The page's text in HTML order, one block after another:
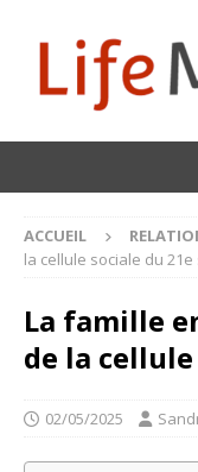
ACCUEIL
la cellule sociale du 21e
La famille
de la
02/05/2025